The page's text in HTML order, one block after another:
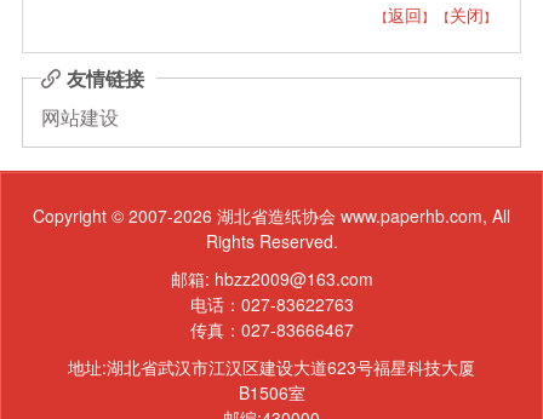
【返回】 【关闭】
友情链接
网站建设
Copyright © 2007-2026 湖北省造纸协会 www.paperhb.com, All
Rights Reserved.
邮箱: hbzz2009@163.com
电话：027-83622763
传真：027-83666467
地址:湖北省武汉市江汉区建设大道623号福星科技大厦
B1506室